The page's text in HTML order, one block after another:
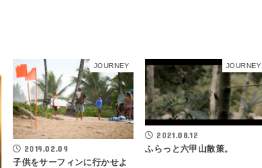
JOURNEY
2019.02.09
子供をサーフィンに行かせよ
JOURNEY
2021.08.12
ふらっと六甲山散策。